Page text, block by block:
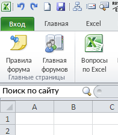
Главная Excel
Правила
форума
Главная
форумов
Главные страницы
Вопросы
по Excel